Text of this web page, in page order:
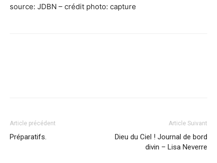
source: JDBN – crédit photo: capture
Article précédent
Préparatifs.
Article Suivant
Dieu du Ciel ! Journal de bord
divin – Lisa Neverre